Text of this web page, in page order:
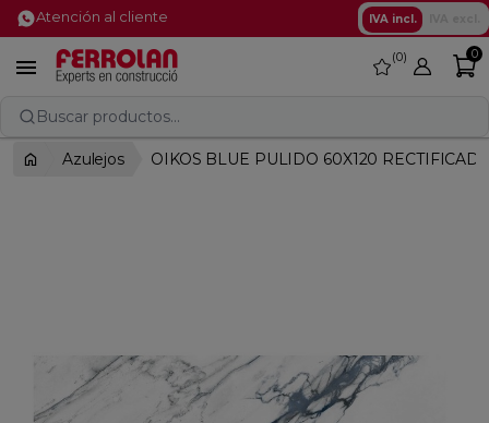
Atención al cliente IVA incl.
 favorite
0 0
Buscar productos...
Azulejos OIKOS BLUE PULIDO 60X120